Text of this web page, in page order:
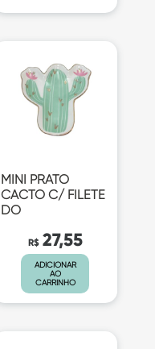
MINI PRATO
CACTO C/ FILETE
DO
R$ 27,55
ADICIONAR
AO
CARRINHO